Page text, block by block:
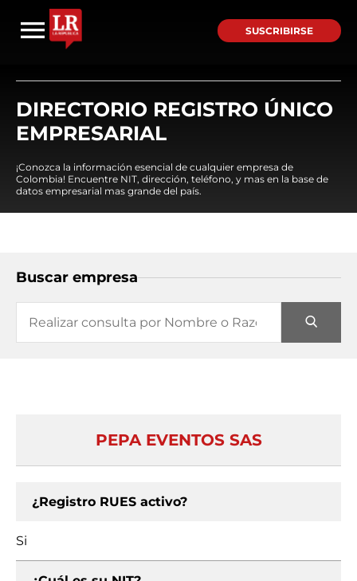
SUSCRIBIRSE
DIRECTORIO REGISTRO ÚNICO
EMPRESARIAL
¡Conozca la información esencial de cualquier empresa de
Colombia! Encuentre NIT, dirección, teléfono, y mas en la base de
datos empresarial mas grande del país.
Buscar empresa
PEPA EVENTOS SAS
¿Registro RUES activo?
Si